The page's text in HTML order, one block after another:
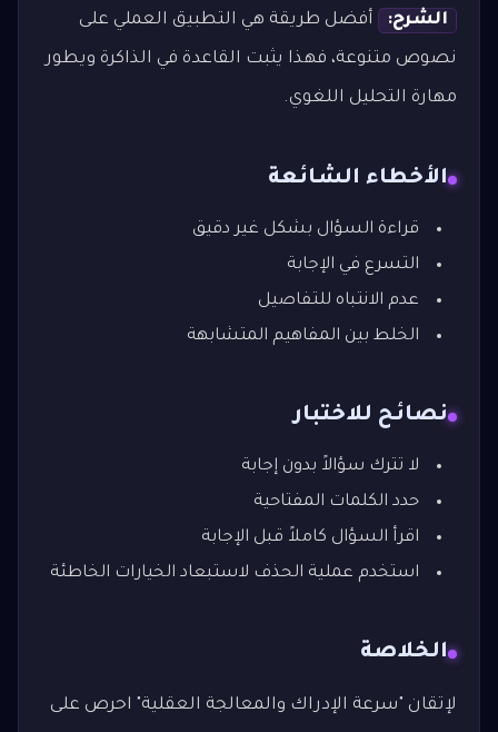
الشرح: أفضل طريقة هي التطبيق العملي على
نصوص متنوعة، فهذا يثبت القاعدة في الذاكرة ويطور
مهارة التحليل اللغوي.
الأخطاء الشائعة
قراءة السؤال بشكل غير دقيق
التسرع في الإجابة
عدم الانتباه للتفاصيل
الخلط بين المفاهيم المتشابهة
نصائح للاختبار
لا تترك سؤالاً بدون إجابة
حدد الكلمات المفتاحية
اقرأ السؤال كاملاً قبل الإجابة
استخدم عملية الحذف لاستبعاد الخيارات الخاطئة
الخلاصة
لإتقان "سرعة الإدراك والمعالجة العقلية" احرص على